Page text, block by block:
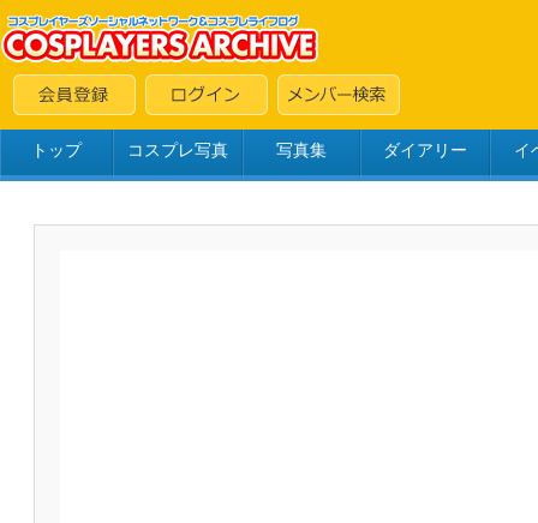
トップ コスプレ写真 写真集 ダイアリー イ